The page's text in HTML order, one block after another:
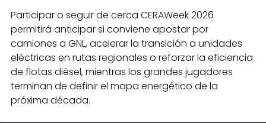
Participar o seguir de cerca CERAWeek 2026
permitirá anticipar si conviene apostar por
camiones a GNL, acelerar la transición a unidades
eléctricas en rutas regionales o reforzar la eficiencia
de flotas diésel, mientras los grandes jugadores
terminan de definir el mapa energético de la
próxima década.